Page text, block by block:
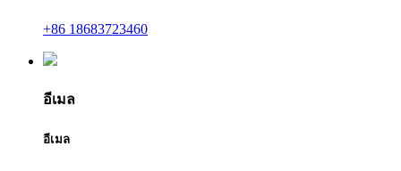
+86 18683723460
อีเมล
อีเมล